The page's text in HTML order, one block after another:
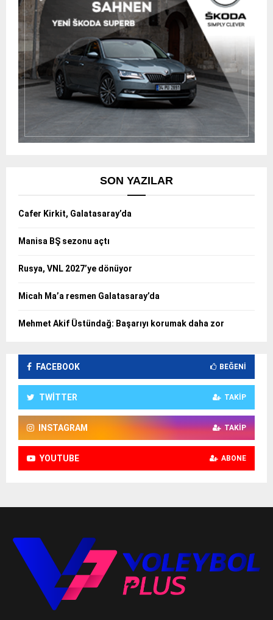
SON YAZILAR
Cafer Kirkit, Galatasaray’da
Manisa BŞ sezonu açtı
Rusya, VNL 2027’ye dönüyor
Micah Ma’a resmen Galatasaray’da
Mehmet Akif Üstündağ: Başarıyı korumak daha zor
FACEBOOK BEĞENI
TWITTER TAKIP
INSTAGRAM TAKIP
YOUTUBE ABONE